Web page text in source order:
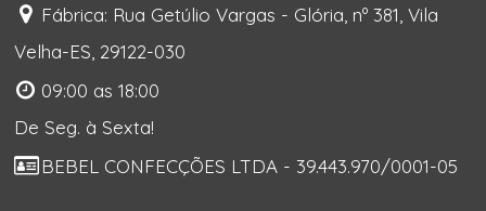
Fábrica: Rua Getúlio Vargas - Glória, nº 381, Vila
Velha-ES, 29122-030
09:00 as 18:00
De Seg. à Sexta!
BEBEL CONFECÇÕES LTDA - 39.443.970/0001-05